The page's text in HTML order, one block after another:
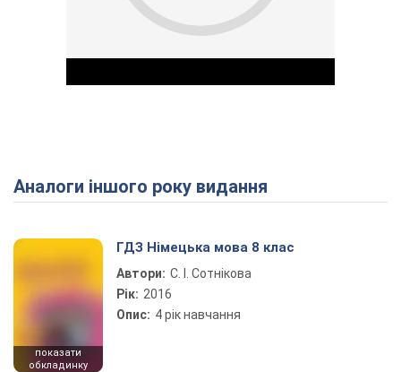
Play Video
Аналоги іншого року видання
показати
обкладинку
ГДЗ Німецька мова 8 клас
Автори: С. І. Сотнікова
Рік: 2016
Опис: 4 рік навчання